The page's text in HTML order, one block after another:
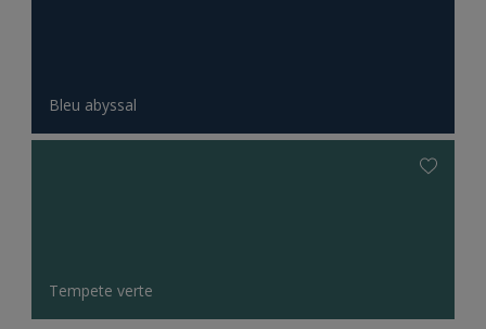
Bleu abyssal
Tempete verte